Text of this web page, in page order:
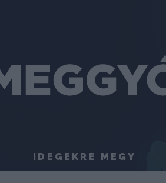
IDEGEKRE MEGY